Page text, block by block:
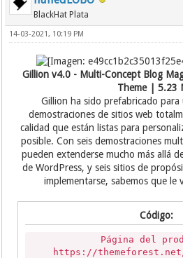
BlackHat Plata
14-03-2021, 10:19 PM
Gillion v4.0 - Multi-Concept Blog
Theme | 5.23
Gillion ha sido prefabricado para
demostraciones de sitios web
calidad que están listas para
posible. Con seis demostraciones
pueden extenderse mucho más allá
de WordPress, y seis sitios de
implementarse, sabemos que le
Código:
Página del
https://